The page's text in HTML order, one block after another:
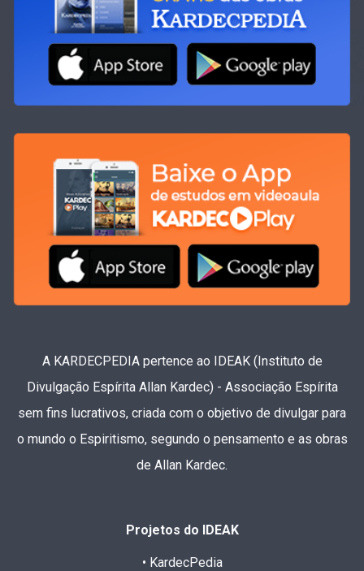
A KARDECPEDIA pertence ao IDEAK (Instituto de
Divulgação Espírita Allan Kardec) - Associação Espírita
sem fins lucrativos, criada com o objetivo de divulgar para
o mundo o Espiritismo, segundo o pensamento e as obras
de Allan Kardec.
Projetos do IDEAK
• KardecPedia